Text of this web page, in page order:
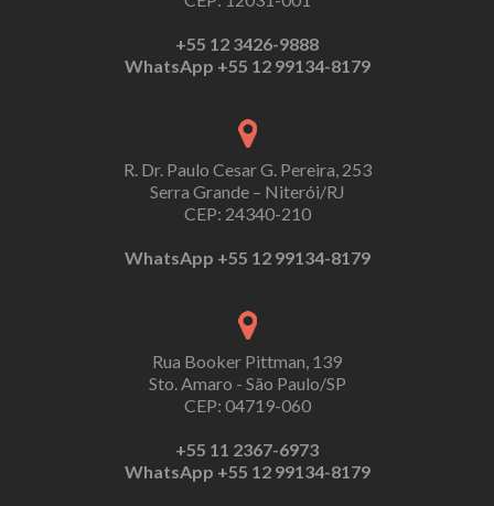
+55 12 3426-9888
WhatsApp +55 12 99134-8179
R. Dr. Paulo Cesar G. Pereira, 253
Serra Grande – Niterói/RJ
CEP: 24340-210
WhatsApp +55 12 99134-8179
Rua Booker Pittman, 139
Sto. Amaro - São Paulo/SP
CEP: 04719-060
+55 11 2367-6973
WhatsApp +55 12 99134-8179